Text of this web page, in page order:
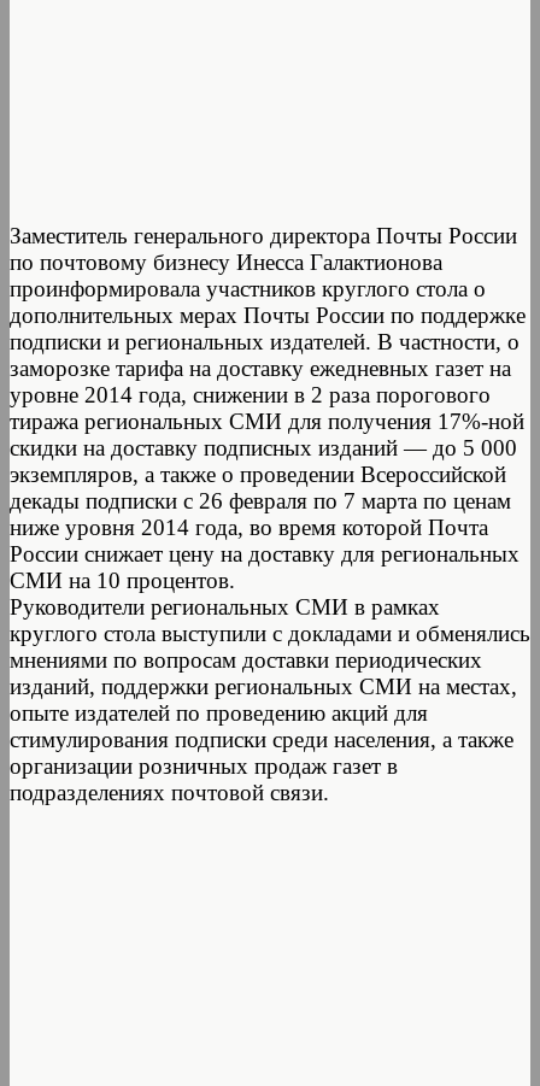
Заместитель генерального директора Почты России
по почтовому бизнесу Инесса Галактионова
проинформировала участников круглого стола о
дополнительных мерах Почты России по поддержке
подписки и региональных издателей. В частности, о
заморозке тарифа на доставку ежедневных газет на
уровне 2014 года, снижении в 2 раза порогового
тиража региональных СМИ для получения 17%-ной
скидки на доставку подписных изданий — до 5 000
экземпляров, а также о проведении Всероссийской
декады подписки с 26 февраля по 7 марта по ценам
ниже уровня 2014 года, во время которой Почта
России снижает цену на доставку для региональных
СМИ на 10 процентов.
Руководители региональных СМИ в рамках
круглого стола выступили с докладами и обменялись
мнениями по вопросам доставки периодических
изданий, поддержки региональных СМИ на местах,
опыте издателей по проведению акций для
стимулирования подписки среди населения, а также
организации розничных продаж газет в
подразделениях почтовой связи.